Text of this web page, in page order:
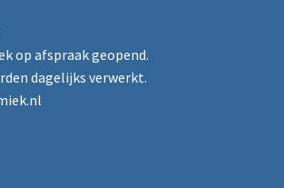
op afspraak geopend.
dagelijks verwerkt.